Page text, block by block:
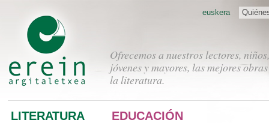
Ofrecemos a nuestros lectores, niños,
jóvenes y mayores, las mejores
la literatura.
euskera
LITERATURA EDUCACIÓN